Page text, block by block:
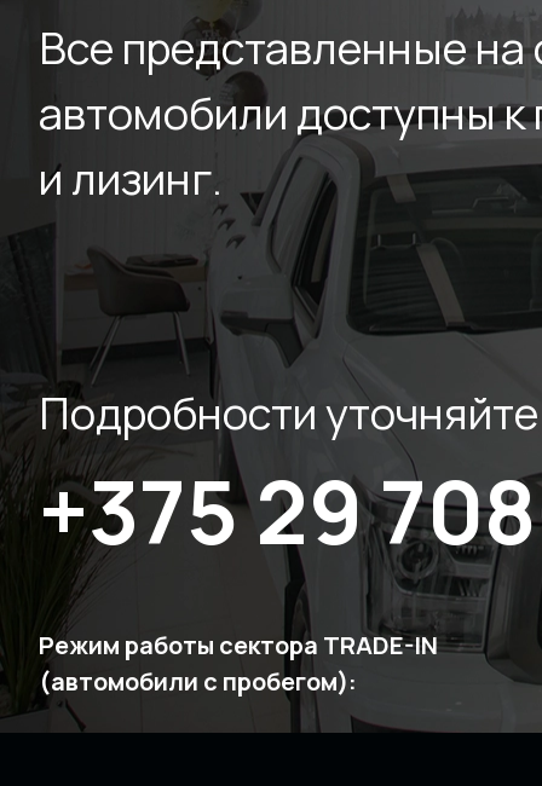
Все представленные на
автомобили доступны к
и лизинг.
Подробности
+375 29
Режим работы сектора TRADE-IN
(автомобили с пробегом):